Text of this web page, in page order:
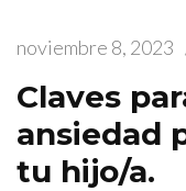
noviembre 8, 2023
Claves
ansiedad
tu hijo/a.